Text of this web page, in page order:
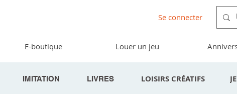
Se connecter
E-boutique Louer un jeu
IMITATION LIVRES LOISIRS CRÉATIFS